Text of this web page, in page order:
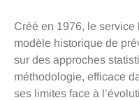
Créé en 1976, le service
modèle historique de
sur des approches
méthodologie, efficace
ses limites face à